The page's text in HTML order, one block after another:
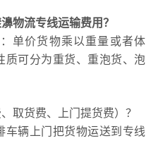
物流专线运输费用？
单价货物乘以重量或者体
质可分为重货、重泡货、泡
取货费、上门提货费）？
车辆上门把货物运送到专线